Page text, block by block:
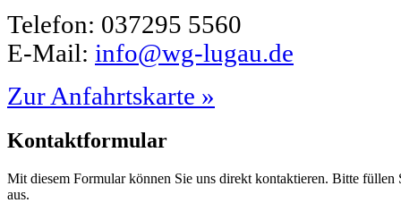
Telefon: 037295 5560
E-Mail: info@wg-lugau.de
Zur Anfahrtskarte »
Kontaktformular
Mit diesem Formular können Sie uns direkt kontaktieren. Bitte füllen
aus.